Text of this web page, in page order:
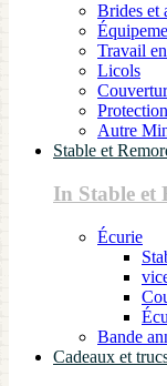
Brides et
Travail
Licols
Autre
Stable et
In Stable et
Écurie
Bande
Cadeaux et